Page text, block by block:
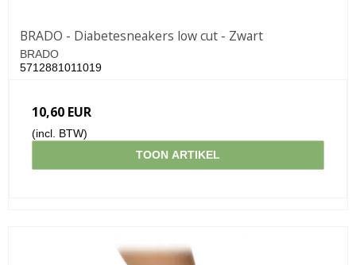
BRADO - Diabetesneakers low cut - Zwart
BRADO
5712881011019
10,60 EUR
(incl. BTW)
TOON ARTIKEL